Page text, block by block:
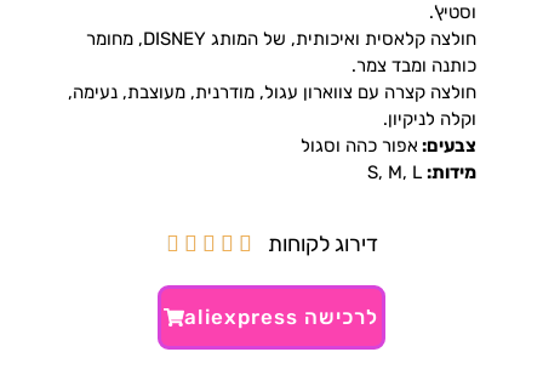
וסטיץ'.
חולצה קלאסית ואיכותית, של המותג DISNEY, מחומר
כותנה ומבד צמר.
חולצה קצרה עם צווארון עגול, מודרנית, מעוצבת, נעימה,
וקלה לניקיון.
צבעים: אפור כהה וסגול
מידות:S, M, L
דירוג לקוחות 




לרכישה aliexpress